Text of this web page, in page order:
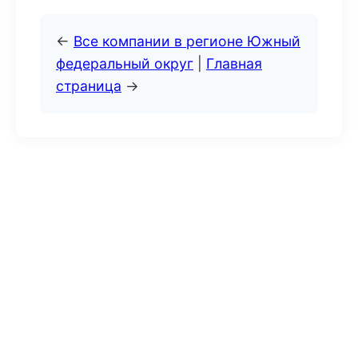
← Все компании в регионе Южный
федеральный округ
Главная
страница →